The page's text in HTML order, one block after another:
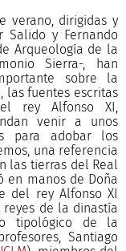
verano, dirigidas y
Salido y Fernando
Arqueología de la
Sierra-, han
sobre la
las fuentes escritas
rey Alfonso XI,
venir a unos
para adobar los
una referencia
las tierras del Real
en manos de Doña
del rey Alfonso XI
reyes de la dinastía
tipológico de la
Santiago